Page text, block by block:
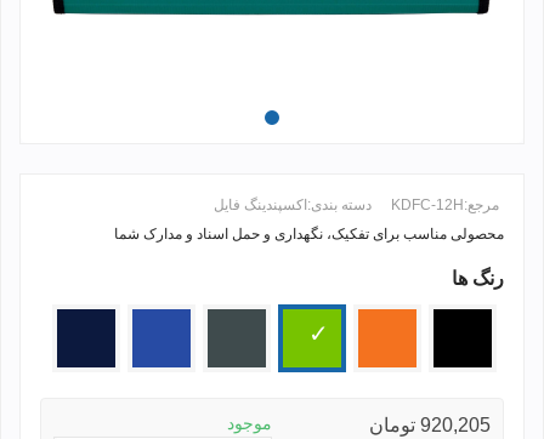
مرجع: KDFC-12H دسته بندی: اکسپندینگ فایل
محصولی مناسب برای تفکیک، نگهداری و حمل اسناد و مدارک شما
ادامه مطلب +
رنگ ها
920,205 تومان موجود